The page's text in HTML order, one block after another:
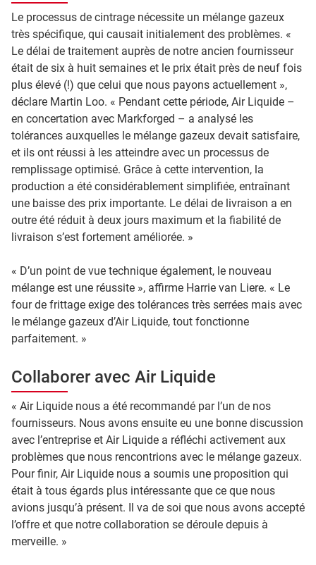
Le processus de cintrage nécessite un mélange gazeux
très spécifique, qui causait initialement des problèmes. «
Le délai de traitement auprès de notre ancien fournisseur
était de six à huit semaines et le prix était près de neuf fois
plus élevé (!) que celui que nous payons actuellement »,
déclare Martin Loo. « Pendant cette période, Air Liquide –
en concertation avec Markforged – a analysé les
tolérances auxquelles le mélange gazeux devait satisfaire,
et ils ont réussi à les atteindre avec un processus de
remplissage optimisé. Grâce à cette intervention, la
production a été considérablement simplifiée, entraînant
une baisse des prix importante. Le délai de livraison a en
outre été réduit à deux jours maximum et la fiabilité de
livraison s’est fortement améliorée. »
« D’un point de vue technique également, le nouveau
mélange est une réussite », affirme Harrie van Liere. « Le
four de frittage exige des tolérances très serrées mais avec
le mélange gazeux d’Air Liquide, tout fonctionne
parfaitement. »
Collaborer avec Air Liquide
« Air Liquide nous a été recommandé par l’un de nos
fournisseurs. Nous avons ensuite eu une bonne discussion
avec l’entreprise et Air Liquide a réfléchi activement aux
problèmes que nous rencontrions avec le mélange gazeux.
Pour finir, Air Liquide nous a soumis une proposition qui
était à tous égards plus intéressante que ce que nous
avions jusqu’à présent. Il va de soi que nous avons accepté
l’offre et que notre collaboration se déroule depuis à
merveille. »